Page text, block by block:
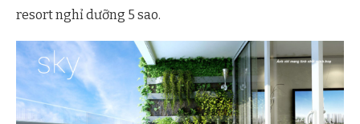
resort nghỉ dưỡng 5 sao.